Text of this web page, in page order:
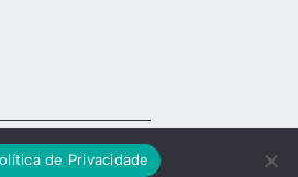
e Condições
de Privacidade